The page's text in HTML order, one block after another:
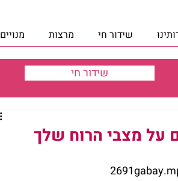
שידור חי מרצות מנויים
שידור חי
על מצבי הרוח שלך